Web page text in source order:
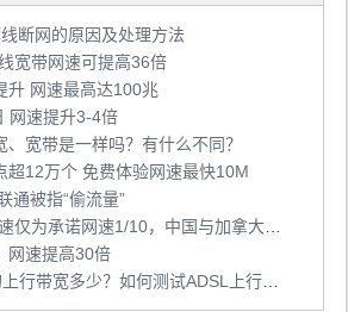
断网的原因及处理方法
宽带网速可提高36倍
升 网速最高达100兆
网速提升3-4倍
、宽带是一样吗？有什么不同？
超12万个 免费体验网速最快10M
通被指“偷流量”
加拿大4G实际网速仅为承诺网速1/10，中国与加拿大网速比较
网速提高30倍
2m、4m ADSL的上行带宽多少？如何测试ADSL上行带宽